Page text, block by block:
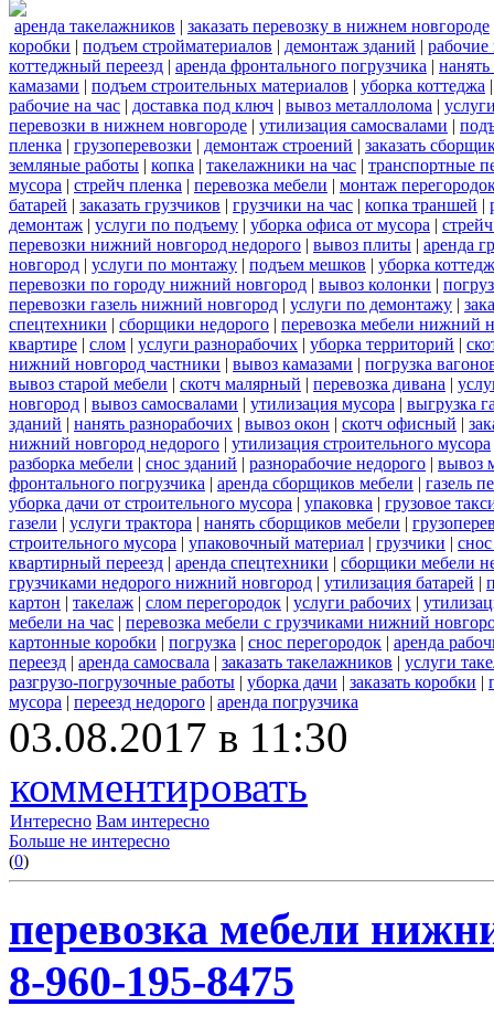
аренда такелажников | заказать перевозку в нижнем новгороде
коробки | подъем стройматериалов | демонтаж зданий | рабочие
коттеджный переезд | аренда фронтального погрузчика |
камазами | подъем строительных материалов | уборка коттеджа
рабочие на час | доставка под ключ | вывоз металлолома |
перевозки в нижнем новгороде | утилизация самосвалами |
пленка | грузоперевозки | демонтаж строений | заказать
земляные работы | копка | такелажники на час | транспортные
мусора | стрейч пленка | перевозка мебели | монтаж
батарей | заказать грузчиков | грузчики на час | копка траншей |
демонтаж | услуги по подъему | уборка офиса от мусора |
перевозки нижний новгород недорого | вывоз плиты | аренда
новгород | услуги по монтажу | подъем мешков | уборка
перевозки по городу нижний новгород | вывоз колонки |
перевозки газель нижний новгород | услуги по демонтажу |
спецтехники | сборщики недорого | перевозка мебели нижний
квартире | слом | услуги разнорабочих | уборка территорий |
нижний новгород частники | вывоз камазами | погрузка
вывоз старой мебели | скотч малярный | перевозка дивана |
новгород | вывоз самосвалами | утилизация мусора | выгрузка
зданий | нанять разнорабочих | вывоз окон | скотч офисный |
нижний новгород недорого | утилизация строительного мусора
разборка мебели | снос зданий | разнорабочие недорого | вывоз
фронтального погрузчика | аренда сборщиков мебели | газель
уборка дачи от строительного мусора | упаковка | грузовое
газели | услуги трактора | нанять сборщиков мебели |
строительного мусора | упаковочный материал | грузчики |
квартирный переезд | аренда спецтехники | сборщики мебели
грузчиками недорого нижний новгород | утилизация батарей |
картон | такелаж | слом перегородок | услуги рабочих |
мебели на час | перевозка мебели с грузчиками нижний
картонные коробки | погрузка | снос перегородок | аренда
переезд | аренда самосвала | заказать такелажников | услуги
разгрузо-погрузочные работы | уборка дачи | заказать коробки |
мусора | переезд недорого | аренда погрузчика
03.08.2017 в 11:30
комментировать
Интересно Вам интересно
Больше не интересно
(0)
перевозка мебели
8-960-195-8475